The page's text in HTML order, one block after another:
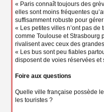
« Paris connaît toujours des
elles sont moins fréquentes
suffisamment robuste pour
« Les petites villes n’ont pas
comme Toulouse et Strasbourg
rivalisent avec ceux des
« Les bus sont peu fiables
disposent de voies réservées
Foire aux questions
Quelle ville française possède
les touristes ?